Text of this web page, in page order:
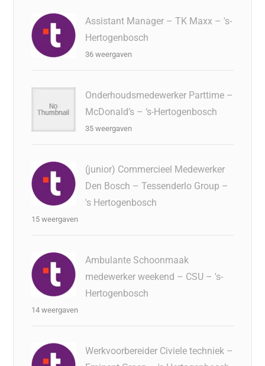
Assistant Manager – TK Maxx – 's-
Hertogenbosch
36 weergaven
Onderhoudsmedewerker Parttime –
McDonald’s – ‘s-Hertogenbosch
35 weergaven
(junior) Commercieel Medewerker
Den Bosch – Tessenderlo Group –
's Hertogenbosch
15 weergaven
Ambulante Schoonmaak
medewerker weekend – CSU – 's-
Hertogenbosch
14 weergaven
Werkvoorbereider Civiele techniek –